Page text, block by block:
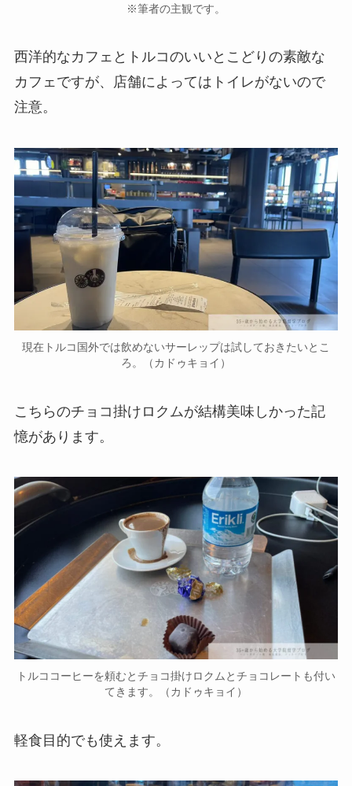
※筆者の主観です。
西洋的なカフェとトルコのいいとこどりの素敵な
カフェですが、店舗によってはトイレがないので
注意。
現在トルコ国外では飲めないサーレップは試しておきたいとこ
ろ。（カドゥキョイ）
こちらのチョコ掛けロクムが結構美味しかった記
憶があります。
トルココーヒーを頼むとチョコ掛けロクムとチョコレートも付い
てきます。（カドゥキョイ）
軽食目的でも使えます。